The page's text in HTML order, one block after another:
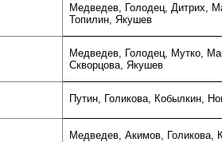
Медведев, Голодец, Дитрих,
Топилин, Якушев
Медведев, Голодец, Мутко,
Скворцова, Якушев
Путин, Голикова, Кобылкин,
Медведев, Акимов, Голикова,